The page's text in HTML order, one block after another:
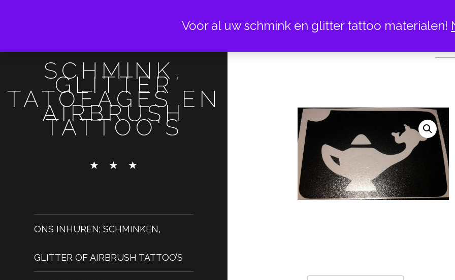
SCHMINK,
GLITTER
TATOEAGES EN
AIRBRUSH
TATTOO'S
ONS INHUREN; SCHMINKEN,
GLITTER OF AIRBRUSH TATTOO’S
FLES
Voor al uw schmink en glitter tattoo materialen!